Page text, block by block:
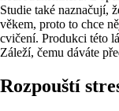
Studie také naznačují,
věkem, proto to chce
cvičení. Produkci této
Záleží, čemu dáváte
Rozpouští